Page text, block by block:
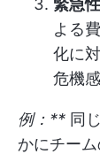
緊急性
よる
化に
危機
例：** 同
かにチー